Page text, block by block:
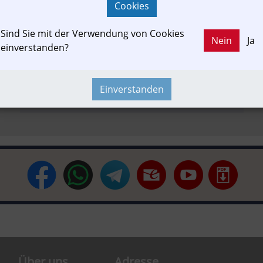
Austria-In-Motion Fachbeitrag Fahrgast Unfall
PKW & LKW Reisebericht
Cookies
Sind Sie mit der Verwendung von Cookies
einverstanden?
Nein Ja
Einverstanden